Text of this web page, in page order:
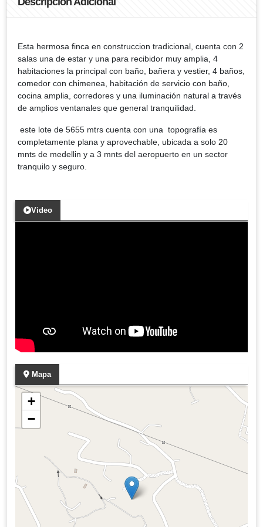
Esta hermosa finca en construccion tradicional, cuenta con 2
salas una de estar y una para recibidor muy amplia, 4
habitaciones la principal con baño, bañera y vestier, 4 baños,
comedor con chimenea, habitación de servicio con baño,
cocina amplia, corredores y una iluminación natural a través
de amplios ventanales que general tranquilidad.
este lote de 5655 mtrs cuenta con una topografía es
completamente plana y aprovechable, ubicada a solo 20
mnts de medellin y a 3 mnts del aeropuerto en un sector
tranquilo y seguro.
Video
Mapa
+
−